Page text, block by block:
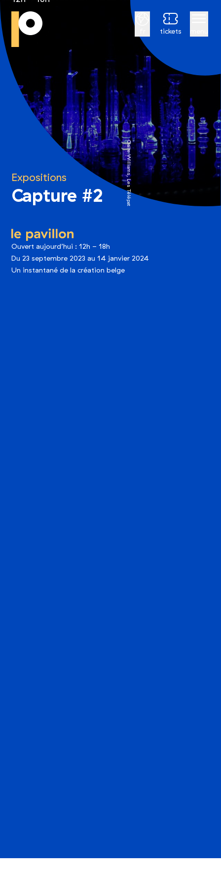
Françaistickets
Claire Williams, Les Télépathes ©Hugo Bougouin
Expositions
Capture #2
le pavillon
Ouvert aujourd’hui : 12h - 18h
Du 23 septembre 2023 au 14 janvier 2024
Un instantané de la création belge